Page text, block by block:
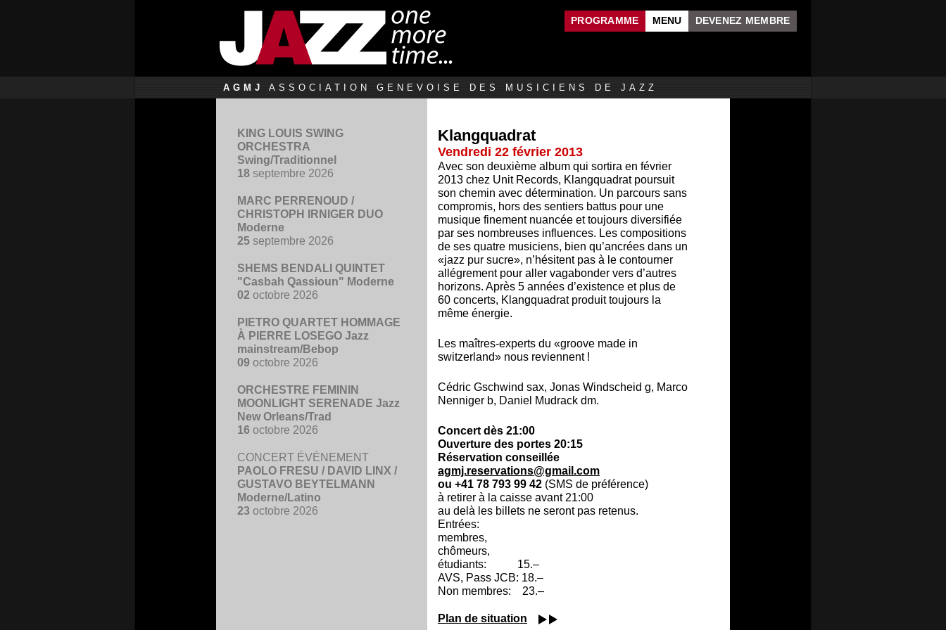
Jump to navigation
AGMJ ASSOCIATION GENEVOISE DES MUSICIENS DE JAZZ
PROGRAMME MENU DEVENEZ MEMBRE
Klangquadrat
Vendredi 22 février 2013
Avec son deuxième album qui sortira en février
2013 chez Unit Records, Klangquadrat poursuit
son chemin avec détermination. Un parcours sans
compromis, hors des sentiers battus pour une
musique finement nuancée et toujours diversifiée
par ses nombreuses influences. Les compositions
de ses quatre musiciens, bien qu’ancrées dans un
«jazz pur sucre», n’hésitent pas à le contourner
allégrement pour aller vagabonder vers d’autres
horizons. Après 5 années d’existence et plus de
60 concerts, Klangquadrat produit toujours la
même énergie.
Les maîtres-experts du «groove made in
switzerland» nous reviennent !
Cédric Gschwind sax, Jonas Windscheid g, Marco
Nenniger b, Daniel Mudrack dm.
Concert dès 21:00
Ouverture des portes 20:15
Réservation conseillée
agmj.reservations@gmail.com
ou +41 78 793 99 42 (SMS de préférence)
à retirer à la caisse avant 21:00
au delà les billets ne seront pas retenus.
Entrées:
membres,
chômeurs,
étudiants: 15.–
AVS, Pass JCB: 18.–
Non membres: 23.–
Plan de situation
KING LOUIS SWING
ORCHESTRA
Swing/Traditionnel
18 septembre 2026
MARC PERRENOUD /
CHRISTOPH IRNIGER DUO
Moderne
25 septembre 2026
SHEMS BENDALI QUINTET
"Casbah Qassioun" Moderne
02 octobre 2026
PIETRO QUARTET HOMMAGE
À PIERRE LOSEGO Jazz
mainstream/Bebop
09 octobre 2026
ORCHESTRE FEMININ
MOONLIGHT SERENADE Jazz
New Orleans/Trad
16 octobre 2026
CONCERT ÉVÉNEMENT
PAOLO FRESU / DAVID LINX /
GUSTAVO BEYTELMANN
Moderne/Latino
23 octobre 2026